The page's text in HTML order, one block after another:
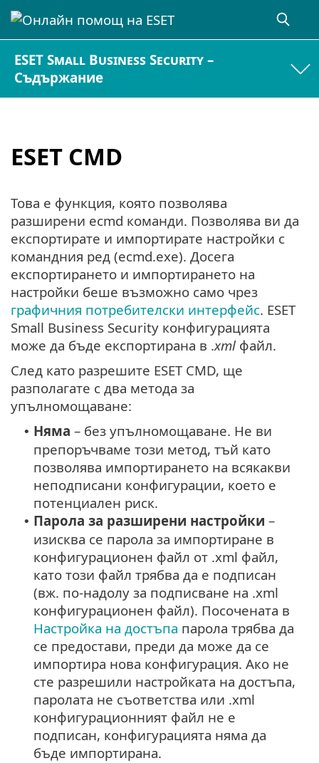
ESET Small Business Security –
Съдържание
ESET CMD
Това е функция, която позволява
разширени ecmd команди. Позволява ви да
експортирате и импортирате настройки с
командния ред (ecmd.exe). Досега
експортирането и импортирането на
настройки беше възможно само чрез
графичния потребителски интерфейс. ESET
Small Business Security конфигурацията
може да бъде експортирана в .xml файл.
След като разрешите ESET CMD, ще
разполагате с два метода за
упълномощаване:
• Няма – без упълномощаване. Не ви
препоръчваме този метод, тъй като
позволява импортирането на всякакви
неподписани конфигурации, което е
потенциален риск.
• Парола за разширени настройки –
изисква се парола за импортиране в
конфигурационен файл от .xml файл,
като този файл трябва да е подписан
(вж. по-надолу за подписване на .xml
конфигурационен файл). Посочената в
Настройка на достъпа парола трябва да
се предостави, преди да може да се
импортира нова конфигурация. Ако не
сте разрешили настройката на достъпа,
паролата не съответства или .xml
конфигурационният файл не е
подписан, конфигурацията няма да
бъде импортирана.